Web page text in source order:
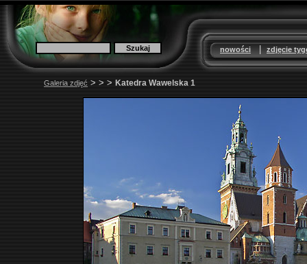
nowości|zdjęcie
Galeria zdjęć>>>Katedra Wawelska 1